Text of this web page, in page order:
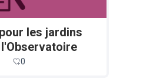
les jardins
0